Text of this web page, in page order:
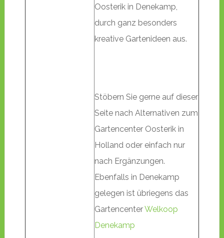
Oosterik in Denekamp,
durch ganz besonders
kreative Gartenideen aus.
Stöbern Sie gerne auf dieser
Seite nach Alternativen zum
Gartencenter Oosterik in
Holland oder einfach nur
nach Ergänzungen.
Ebenfalls in Denekamp
gelegen ist übriegens das
GartencenterWelkoop
Denekamp